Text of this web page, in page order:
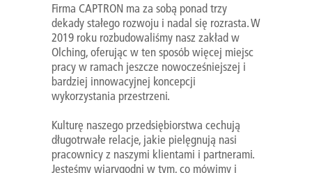
Firma CAPTRON ma za sobą ponad trzy
dekady stałego rozwoju i nadal się rozrasta. W
2019 roku rozbudowaliśmy nasz zakład w
Olching, oferując w ten sposób więcej miejsc
pracy w ramach jeszcze nowocześniejszej i
bardziej innowacyjnej koncepcji
wykorzystania przestrzeni.
Kulturę naszego przedsiębiorstwa cechują
długotrwałe relacje, jakie pielęgnują nasi
pracownicy z naszymi klientami i partnerami.
Jesteśmy wiarygodni w tym, co mówimy i